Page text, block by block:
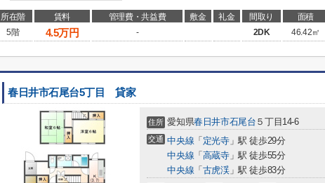
所在階 賃料 管理費・共益費 敷金 礼金 間取り 面積
5階
4.5万円 - 2DK 46.42㎡
春日井市石尾台5丁目 貸家
住所 愛知県春日井市石尾台 ５丁目14-6
交通 中央線 「 定光寺」駅 徒歩29分
中央線 「 高蔵寺」駅 徒歩55分
中央線 「 古虎渓」駅 徒歩83分